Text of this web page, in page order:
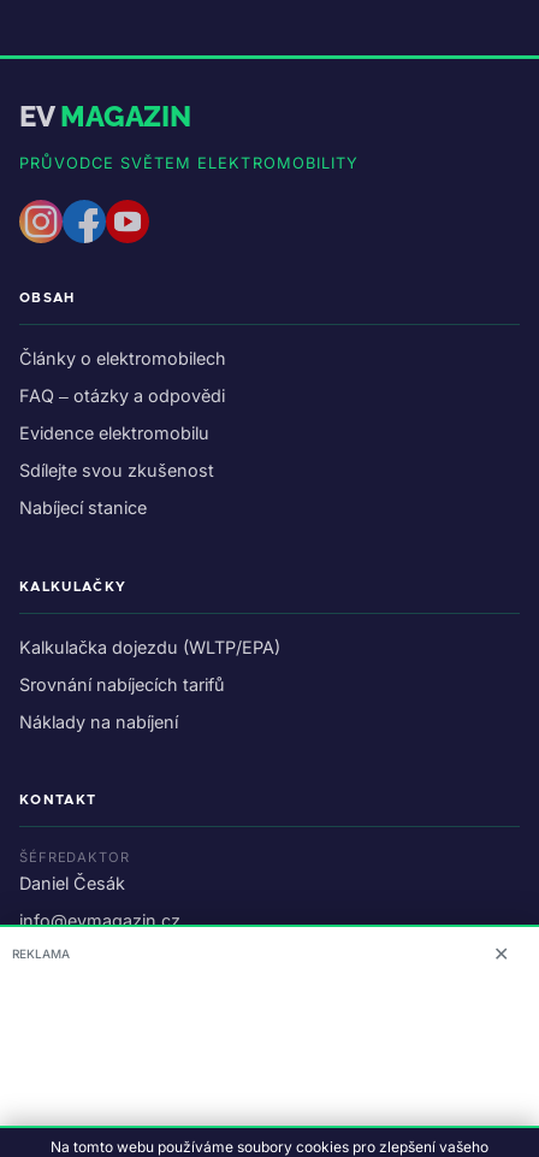
EVMAGAZIN
PRŮVODCE SVĚTEM ELEKTROMOBILITY
OBSAH
Články o elektromobilech
FAQ – otázky a odpovědi
Evidence elektromobilu
Sdílejte svou zkušenost
Nabíjecí stanice
KALKULAČKY
Kalkulačka dojezdu (WLTP/EPA)
Srovnání nabíjecích tarifů
Náklady na nabíjení
KONTAKT
ŠÉFREDAKTOR
Daniel Česák
info@evmagazin.cz
O nás
© 2026 EV Magazin.Podmínky a ochrana dat.
REKLAMA ✕
Na tomto webu používáme soubory cookies pro zlepšení vašeho